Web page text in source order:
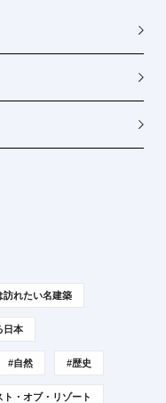
訪れたい名建築
日本
#自然 #歴史
ト・オブ・リゾート